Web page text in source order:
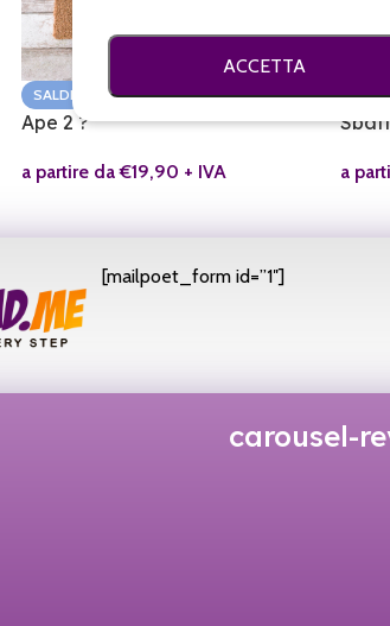
SALDI
Ape 2 ?
a partire da€19,90 + IVA a
[mailpoet_form id=”1″]
carousel-
ACCETTA